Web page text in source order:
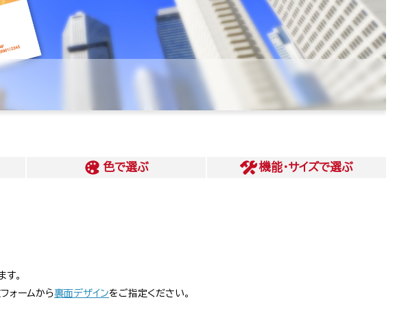
色で選ぶ 機能・サイズで選ぶ
。
ォームから裏面デザインをご指定ください。